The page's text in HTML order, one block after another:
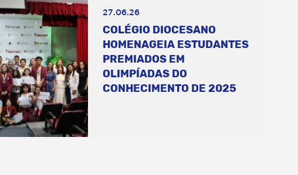
27.06.26
COLÉGIO DIOCESANO
HOMENAGEIA ESTUDANTES
PREMIADOS EM
OLIMPÍADAS DO
CONHECIMENTO DE 2025